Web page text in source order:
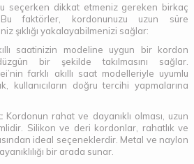
seçerken dikkat etmeniz gereken birkaç
faktörler, kordonunuzu uzun süre
şıklığı yakalayabilmenizi sağlar:
saatinizin modeline uygun bir kordon
bir şekilde takılmasını sağlar.
farklı akıllı saat modelleriyle uyumlu
kullanıcıların doğru tercihi yapmalarına
Kordonun rahat ve dayanıklı olması, uzun
Silikon ve deri kordonlar, rahatlık ve
ideal seçeneklerdir. Metal ve naylon
bir arada sunar.